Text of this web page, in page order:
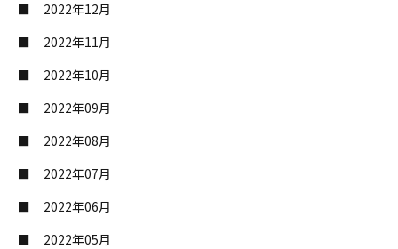
2022年12月
2022年11月
2022年10月
2022年09月
2022年08月
2022年07月
2022年06月
2022年05月